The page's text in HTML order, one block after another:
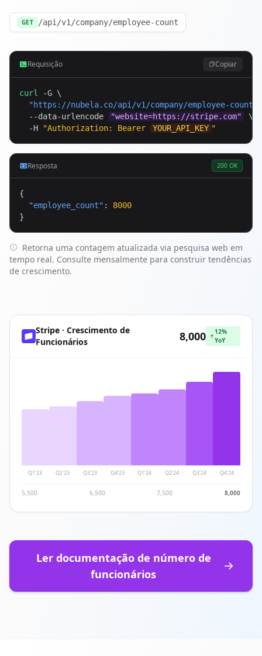
GET /api/v1/company/employee-count
Requisição Copiar
curl
-G \
"https://nubela.co/api/v1/company/employee-count"
  --data-urlencode
"website=https://stripe.com"
\
  -H
"Authorization: Bearer YOUR_API_KEY "
Resposta 200 OK
{
"employee_count" : 8000
}
Retorna uma contagem atualizada via pesquisa web em
tempo real. Consulte mensalmente para construir tendências
de crescimento.
Stripe · Crescimento de
Funcionários
8,000
12%
YoY
Q1'23 Q2'23 Q3'23 Q4'23 Q1'24 Q2'24 Q3'24 Q4'24
5,500 6,500 7,500 8,000
Ler documentação de número de
funcionários